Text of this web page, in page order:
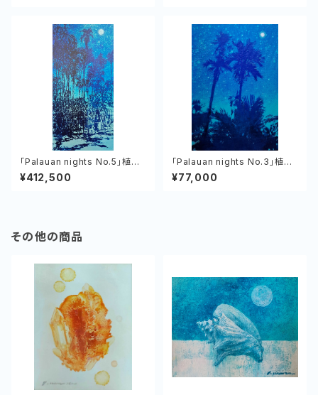
「Palauan nights No.5」植村
友哉 キャンバス、アクリル
¥412,500
「Palauan nights No.3」植村
友哉 キャンバス、アクリル
¥77,000
その他の商品